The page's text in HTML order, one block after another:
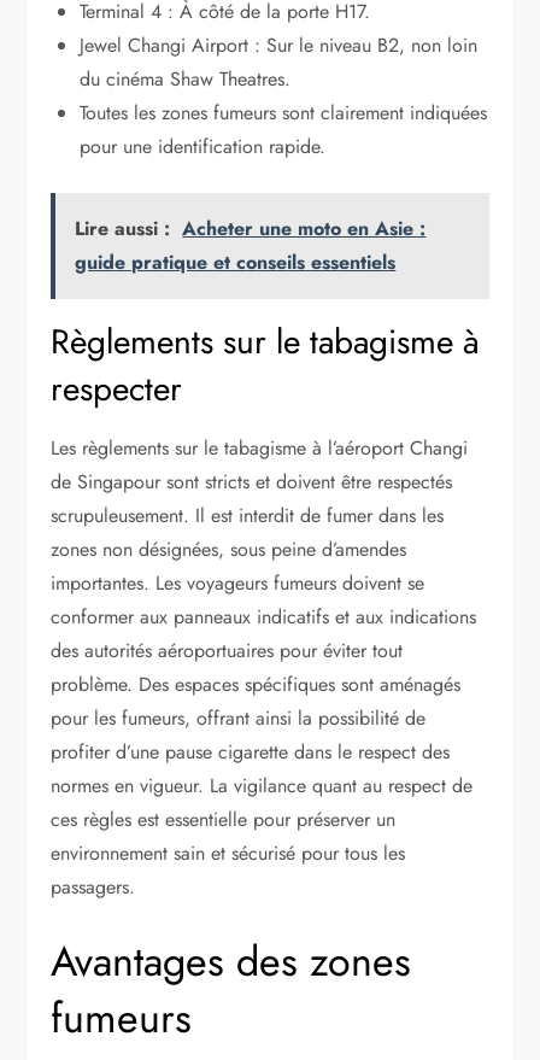
Terminal 4 : À côté de la porte H17.
Jewel Changi Airport : Sur le niveau B2, non loin
du cinéma Shaw Theatres.
Toutes les zones fumeurs sont clairement indiquées
pour une identification rapide.
Lire aussi : Acheter une moto en Asie :
guide pratique et conseils essentiels
Règlements sur le tabagisme à
respecter
Les règlements sur le tabagisme à l’aéroport Changi
de Singapour sont stricts et doivent être respectés
scrupuleusement. Il est interdit de fumer dans les
zones non désignées, sous peine d’amendes
importantes. Les voyageurs fumeurs doivent se
conformer aux panneaux indicatifs et aux indications
des autorités aéroportuaires pour éviter tout
problème. Des espaces spécifiques sont aménagés
pour les fumeurs, offrant ainsi la possibilité de
profiter d’une pause cigarette dans le respect des
normes en vigueur. La vigilance quant au respect de
ces règles est essentielle pour préserver un
environnement sain et sécurisé pour tous les
passagers.
Avantages des zones
fumeurs